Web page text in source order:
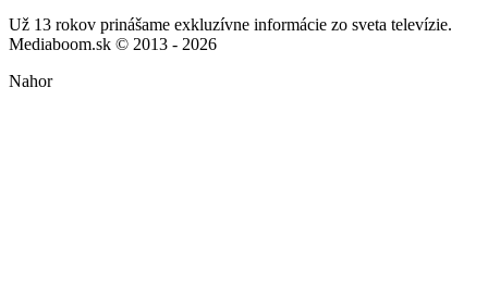
Už 13 rokov prinášame exkluzívne informácie zo sveta televízie.
Mediaboom.sk © 2013 - 2026
Nahor